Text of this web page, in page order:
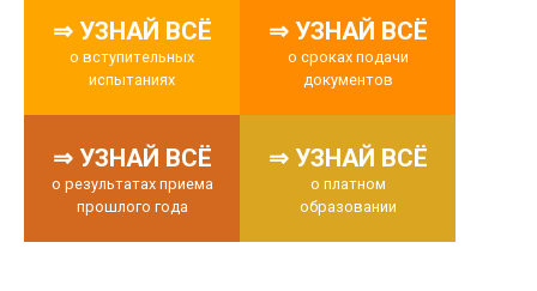
⇒ УЗНАЙ ВСЁ
о вступительных
испытаниях
⇒ УЗНАЙ ВСЁ
о сроках подачи
документов
⇒ УЗНАЙ ВСЁ
о результатах приема
прошлого года
⇒ УЗНАЙ ВСЁ
о платном
образовании